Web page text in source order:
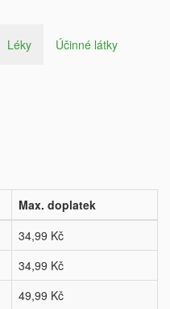
Léky Účinné látky
Max. doplatek
34,99 Kč
34,99 Kč
49,99 Kč